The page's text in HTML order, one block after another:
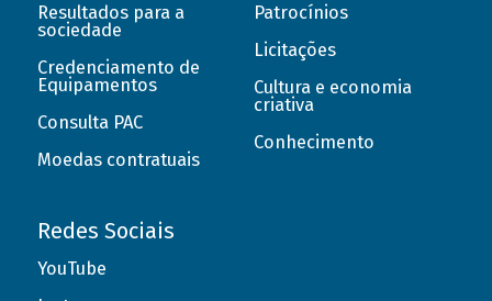
Resultados para a
sociedade
Credenciamento de
Equipamentos
Consulta PAC
Moedas contratuais
Patrocínios
Licitações
Cultura e economia
criativa
Conhecimento
Redes Sociais
YouTube